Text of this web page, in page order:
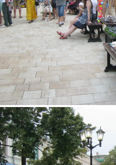
img_2990.jpg